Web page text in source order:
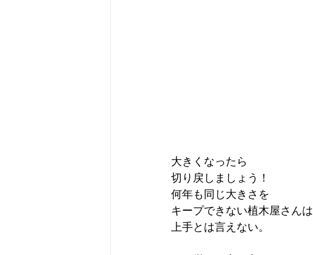
大きくなったら
切り戻しましょう！
何年も同じ大きさを
キープできない植木屋さんは
上手とは言えない。